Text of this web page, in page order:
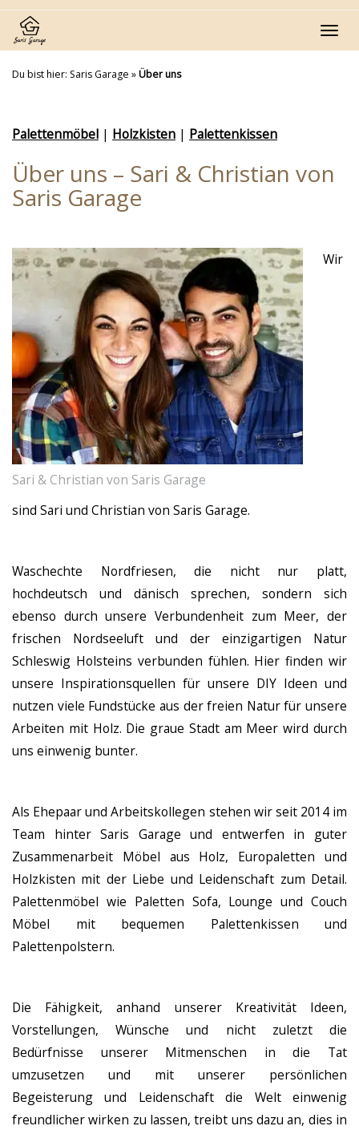
Skip
main
content
Du bist hier: Saris Garage »Über uns
Palettenmöbel | Holzkisten | Palettenkissen
Über uns – Sari & Christian von
Saris Garage
Sari & Christian von Saris Garage
Wir
sind Sari und Christian von Saris Garage.
Waschechte Nordfriesen, die nicht nur platt,
hochdeutsch und dänisch sprechen, sondern sich
ebenso durch unsere Verbundenheit zum Meer, der
frischen Nordseeluft und der einzigartigen Natur
Schleswig Holsteins verbunden fühlen. Hier finden wir
unsere Inspirationsquellen für unsere DIY Ideen und
nutzen viele Fundstücke aus der freien Natur für unsere
Arbeiten mit Holz. Die graue Stadt am Meer wird durch
uns einwenig bunter.
Als Ehepaar und Arbeitskollegen stehen wir seit 2014 im
Team hinter Saris Garage und entwerfen in guter
Zusammenarbeit Möbel aus Holz, Europaletten und
Holzkisten mit der Liebe und Leidenschaft zum Detail.
Palettenmöbel wie Paletten Sofa, Lounge und Couch
Möbel mit bequemen Palettenkissen und
Palettenpolstern.
Die Fähigkeit, anhand unserer Kreativität Ideen,
Vorstellungen, Wünsche und nicht zuletzt die
Bedürfnisse unserer Mitmenschen in die Tat
umzusetzen und mit unserer persönlichen
Begeisterung und Leidenschaft die Welt einwenig
freundlicher wirken zu lassen, treibt uns dazu an, dies in